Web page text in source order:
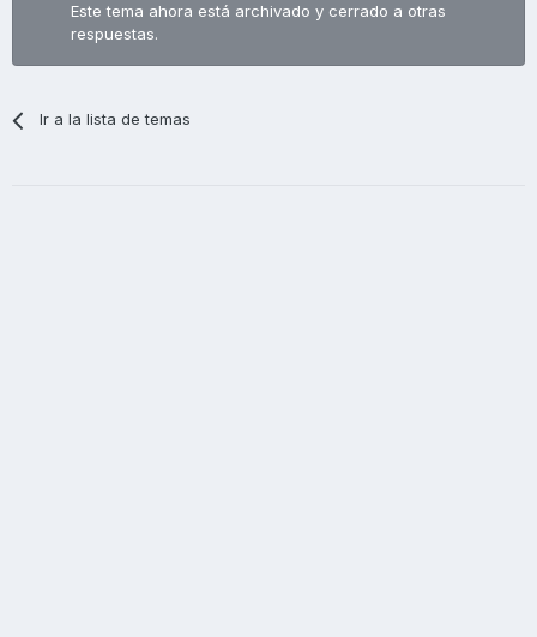
Este tema ahora está archivado y cerrado a otras
respuestas.
Ir a la lista de temas